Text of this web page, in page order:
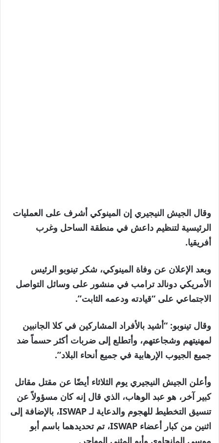
وقال الجيش النيجيري إن المينوكي أشرف على العمليات
الرئيسية لتنظيم داعش في منطقة الساحل وغرب
أفريقيا.
وبعد الإعلان عن وفاة المينوكي، شكر تينوبو الرئيس
الأمريكي دونالد ترامب في منشور على وسائل التواصل
الاجتماعي على “قيادته ودعمه الثابت”.
وقال تينوبو: “أشيد بالأفراد المشاركين في كلا الجانبين
لمهنيتهم ​​وشجاعتهم، وأتطلع إلى ضربات أكثر حسماً ضد
جميع الجيوب الإرهابية في جميع أنحاء البلاد”.
وأعلن الجيش النيجيري يوم الثلاثاء أيضًا عن مقتل مقاتل
كبير آخر، هو عبد الوهاب، الذي قال إنه كان مسؤولاً عن
تنسيق التخطيط للهجوم والدعاية لـ ISWAP، بالإضافة إلى
اثنين من كبار أعضاء ISWAP، تم تحديدهما باسم أبو
موسى المانجاوي وأبو المثنى المهاجر.